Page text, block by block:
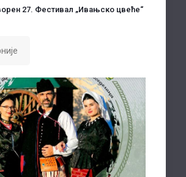
27. Фестивал „Ивањско цвеће“